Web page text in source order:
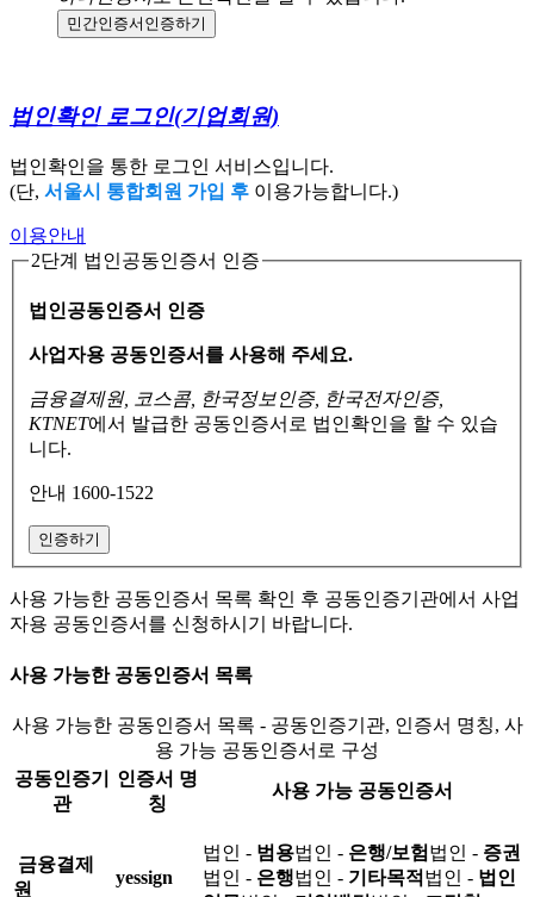
민간인증서 인증하기
법인확인 로그인(기업회원)
법인확인을 통한 로그인 서비스입니다.
(단, 서울시 통합회원 가입 후 이용가능합니다.)
이용안내
2단계 법인공동인증서 인증
법인공동인증서 인증
사업자용 공동인증서를 사용해 주세요.
금융결제원, 코스콤, 한국정보인증, 한국전자인증,
KTNET에서 발급한 공동인증서로 법인확인을 할 수 있습
니다.
안내 1600-1522
인증하기
사용 가능한 공동인증서 목록 확인 후 공동인증기관에서 사업
자용 공동인증서를 신청하시기 바랍니다.
사용 가능한 공동인증서 목록
사용 가능한 공동인증서 목록 - 공동인증기관, 인증서 명칭, 사
용 가능 공동인증서로 구성
공동인증기
관
인증서 명
칭
사용 가능 공동인증서
금융결제
원
yessign
법인 - 범용법인 - 은행/보험 법인 - 증권
법인 - 은행법인 - 기타목적 법인 - 법인